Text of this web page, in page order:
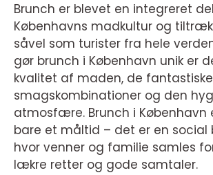
Brunch er blevet en integreret
Københavns madkultur og
såvel som turister fra hele
gør brunch i København unik er
kvalitet af maden, de fantastiske
smagskombinationer og den
atmosfære. Brunch i København
bare et måltid – det er en social
hvor venner og familie samles
lækre retter og gode samtaler.